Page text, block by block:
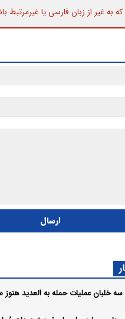
که به غیر از زبان فارسی یا غیرمرتبط
ارسال
خلبان عملیات حمله به العدید